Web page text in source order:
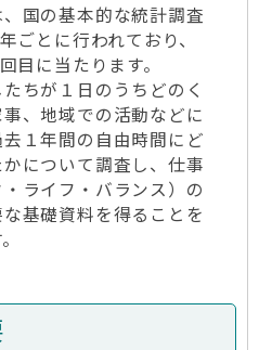
国の基本的な統計調査
ごとに行われており、
目に当たります。
ちが１日のうちどのく
、地域での活動などに
１年間の自由時間にど
について調査し、仕事
ライフ・バランス）の
基礎資料を得ることを